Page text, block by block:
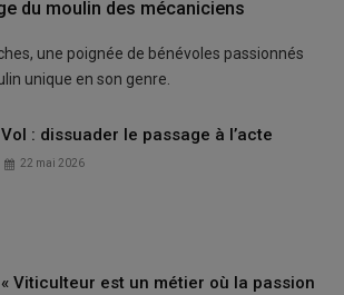
du moulin des mécaniciens
une poignée de bénévoles passionnés
unique en son genre.
Vol : dissuader le passage à l’acte
22 mai 2026
« Viticulteur est un métier où la passion